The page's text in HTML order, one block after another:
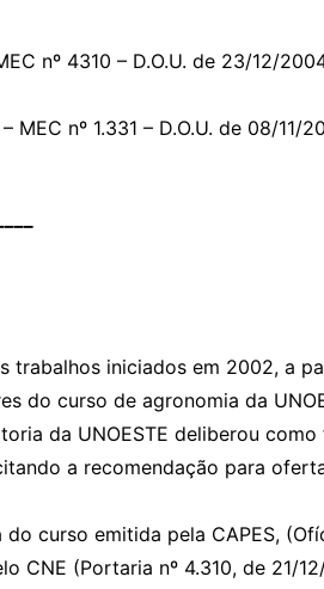
nº 4310 – D.O.U. de 23/12/
nº 1.331 – D.O.U. de 08/11/
trabalhos iniciados em 2002, a
do curso de agronomia da
da UNOESTE deliberou
a recomendação para
curso emitida pela CAPES,
CNE (Portaria nº 4.310, de 21/